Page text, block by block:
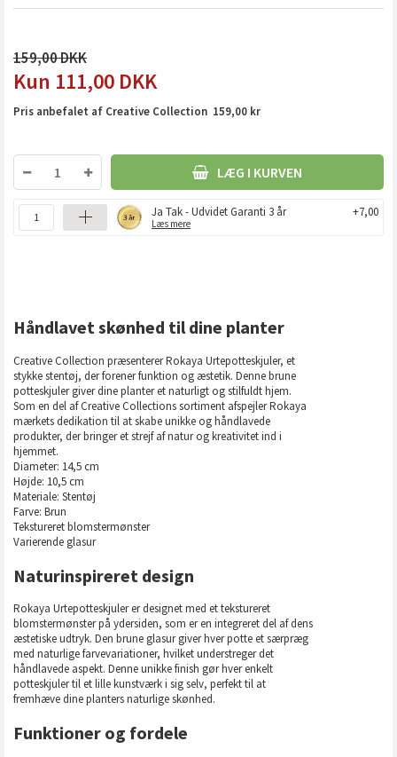
159,00
111,00 DKK
Pris anbefalet af Creative Collection 159,00 kr
LÆG I KURVEN
Ja Tak - Udvidet Garanti 3 år
Læs mere
+7,00
Håndlavet skønhed til dine planter
Creative Collection præsenterer Rokaya Urtepotteskjuler, et
stykke stentøj, der forener funktion og æstetik. Denne brune
potteskjuler giver dine planter et naturligt og stilfuldt hjem.
Som en del af Creative Collections sortiment afspejler Rokaya
mærkets dedikation til at skabe unikke og håndlavede
produkter, der bringer et strejf af natur og kreativitet ind i
hjemmet.
Diameter: 14,5 cm
Højde: 10,5 cm
Materiale: Stentøj
Farve: Brun
Tekstureret blomstermønster
Varierende glasur
Naturinspireret design
Rokaya Urtepotteskjuler er designet med et tekstureret
blomstermønster på ydersiden, som er en integreret del af dens
æstetiske udtryk. Den brune glasur giver hver potte et særpræg
med naturlige farvevariationer, hvilket understreger det
håndlavede aspekt. Denne unikke finish gør hver enkelt
potteskjuler til et lille kunstværk i sig selv, perfekt til at
fremhæve dine planters naturlige skønhed.
Funktioner og fordele